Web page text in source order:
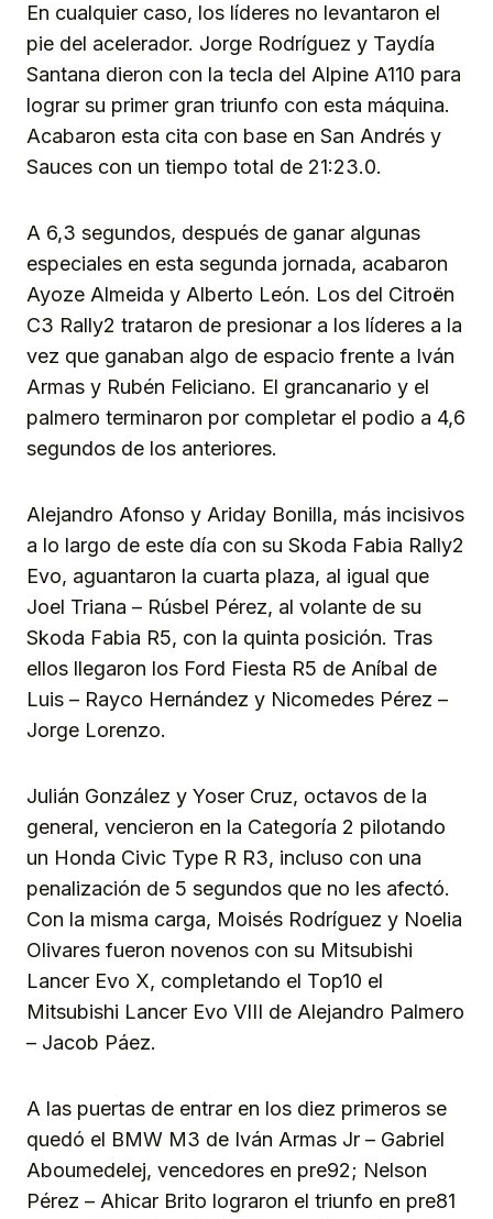
En cualquier caso, los líderes no levantaron el
pie del acelerador. Jorge Rodríguez y Taydía
Santana dieron con la tecla del Alpine A110 para
lograr su primer gran triunfo con esta máquina.
Acabaron esta cita con base en San Andrés y
Sauces con un tiempo total de 21:23.0.
A 6,3 segundos, después de ganar algunas
especiales en esta segunda jornada, acabaron
Ayoze Almeida y Alberto León. Los del Citroën
C3 Rally2 trataron de presionar a los líderes a la
vez que ganaban algo de espacio frente a Iván
Armas y Rubén Feliciano. El grancanario y el
palmero terminaron por completar el podio a 4,6
segundos de los anteriores.
Alejandro Afonso y Ariday Bonilla, más incisivos
a lo largo de este día con su Skoda Fabia Rally2
Evo, aguantaron la cuarta plaza, al igual que
Joel Triana – Rúsbel Pérez, al volante de su
Skoda Fabia R5, con la quinta posición. Tras
ellos llegaron los Ford Fiesta R5 de Aníbal de
Luis – Rayco Hernández y Nicomedes Pérez –
Jorge Lorenzo.
Julián González y Yoser Cruz, octavos de la
general, vencieron en la Categoría 2 pilotando
un Honda Civic Type R R3, incluso con una
penalización de 5 segundos que no les afectó.
Con la misma carga, Moisés Rodríguez y Noelia
Olivares fueron novenos con su Mitsubishi
Lancer Evo X, completando el Top10 el
Mitsubishi Lancer Evo VIII de Alejandro Palmero
– Jacob Páez.
A las puertas de entrar en los diez primeros se
quedó el BMW M3 de Iván Armas Jr – Gabriel
Aboumedelej, vencedores en pre92; Nelson
Pérez – Ahicar Brito lograron el triunfo en pre81